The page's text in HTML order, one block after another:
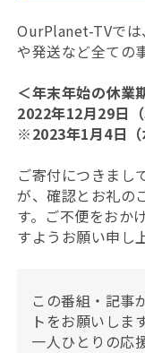
OurPlanet-TVでは
や発送など全ての
＜年末年始の休業
2022年12月29日
※2023年1月4日（
ご寄付につきまし
が、確認とお礼の
す。ご不便をおか
すようお願い申し
この番組・記事
トをお願いします
一人ひとりの応